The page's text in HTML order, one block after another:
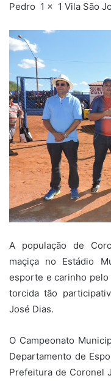
Pedro 1 x 1 Vila São
A população de
maçiça no Estádio
esporte e carinho
torcida tão
José Dias.
O Campeonato
Departamento de
Prefeitura de Coronel